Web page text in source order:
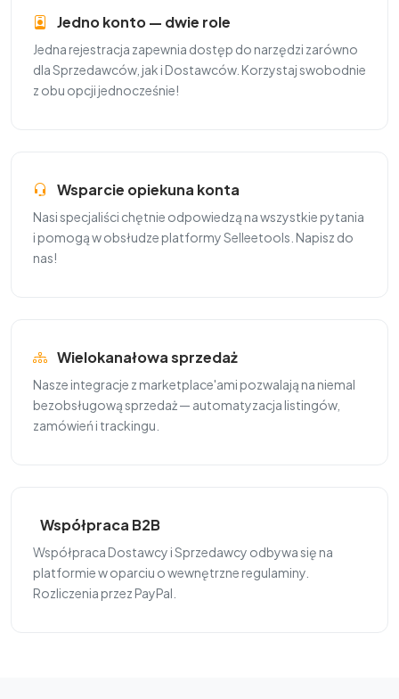
Jedno konto — dwie role
Jedna rejestracja zapewnia dostęp do narzędzi zarówno
dla Sprzedawców, jak i Dostawców. Korzystaj swobodnie
z obu opcji jednocześnie!
Wsparcie opiekuna konta
Nasi specjaliści chętnie odpowiedzą na wszystkie pytania
i pomogą w obsłudze platformy Selleetools. Napisz do
nas!
Wielokanałowa sprzedaż
Nasze integracje z marketplace'ami pozwalają na niemal
bezobsługową sprzedaż — automatyzacja listingów,
zamówień i trackingu.
Współpraca B2B
Współpraca Dostawcy i Sprzedawcy odbywa się na
platformie w oparciu o wewnętrzne regulaminy.
Rozliczenia przez PayPal.